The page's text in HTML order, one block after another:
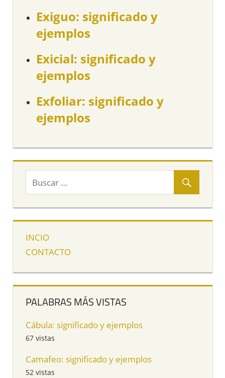
Exiguo: significado y
ejemplos
Exicial: significado y
ejemplos
Exfoliar: significado y
ejemplos
INCIO
CONTACTO
PALABRAS MÁS VISTAS
Cábula: significado y ejemplos
67 vistas
Camafeo: significado y ejemplos
52 vistas